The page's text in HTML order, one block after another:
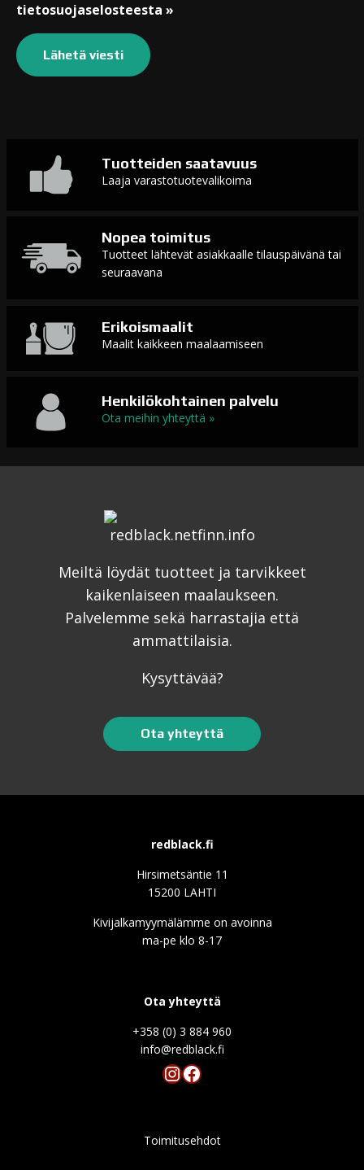
tietosuojaselosteesta »
Tuotteiden saatavuus
Laaja varastotuotevalikoima
Nopea toimitus
Tuotteet lähtevät asiakkaalle tilauspäivänä tai
seuraavana
Erikoismaalit
Maalit kaikkeen maalaamiseen
Henkilökohtainen palvelu
Ota meihin yhteyttä »
Meiltä löydät tuotteet ja tarvikkeet
kaikenlaiseen maalaukseen.
Palvelemme sekä harrastajia että
ammattilaisia.
Kysyttävää?
Ota yhteyttä
redblack.fi
Hirsimetsäntie 11
15200 LAHTI
Kivijalkamyymälämme on avoinna
ma-pe klo 8-17
Ota yhteyttä
+358 (0) 3 884 960
info@redblack.f
Instagram
Facebook
Toimitusehdot